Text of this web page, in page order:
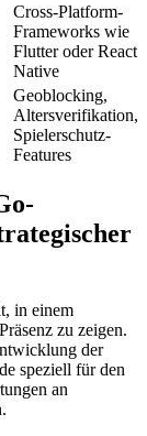
Cross-Platform-
Frameworks wie
Flutter oder React
Native
Geoblocking,
Altersverifikation,
Spielerschutz-
Features
in einem
zu zeigen.
der
speziell für den
an